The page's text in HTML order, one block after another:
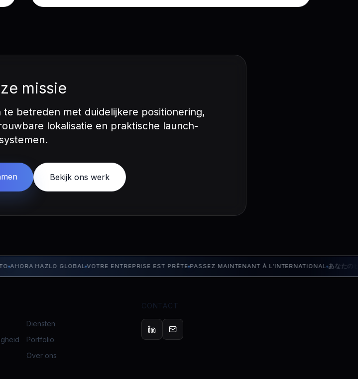
missie
betreden met duidelijkere positionering,
lokalisatie en praktische launch-
Bekijk ons werk
HAZLO GLOBAL VOTRE ENTREPRISE EST PRÊTE PASSEZ MAINTENANT À L’INTERNATIONAL あなたのビジ
Diensten
Portfolio
Over ons
CONTACT